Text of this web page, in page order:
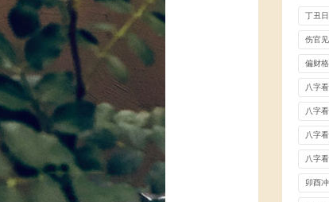
丁丑
伤官
偏财格
八字
八字
八字
八字
卯酉冲